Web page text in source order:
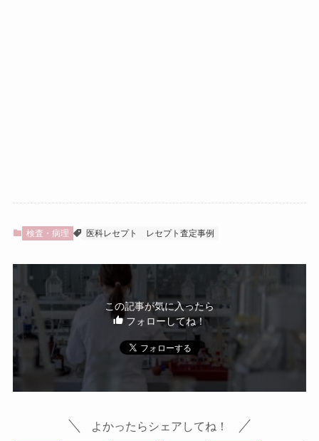
検査・病理 医科レセプト レセプト査定事例
この記事が気に入ったら
フォローしてね！
よかったらシェアしてね！